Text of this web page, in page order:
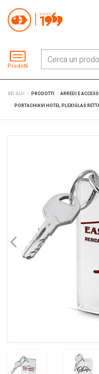
Prodotti
SEI QUI: PRODOTTI ARREDI E
PORTACHIAVI HOTEL PLEXIGLAS